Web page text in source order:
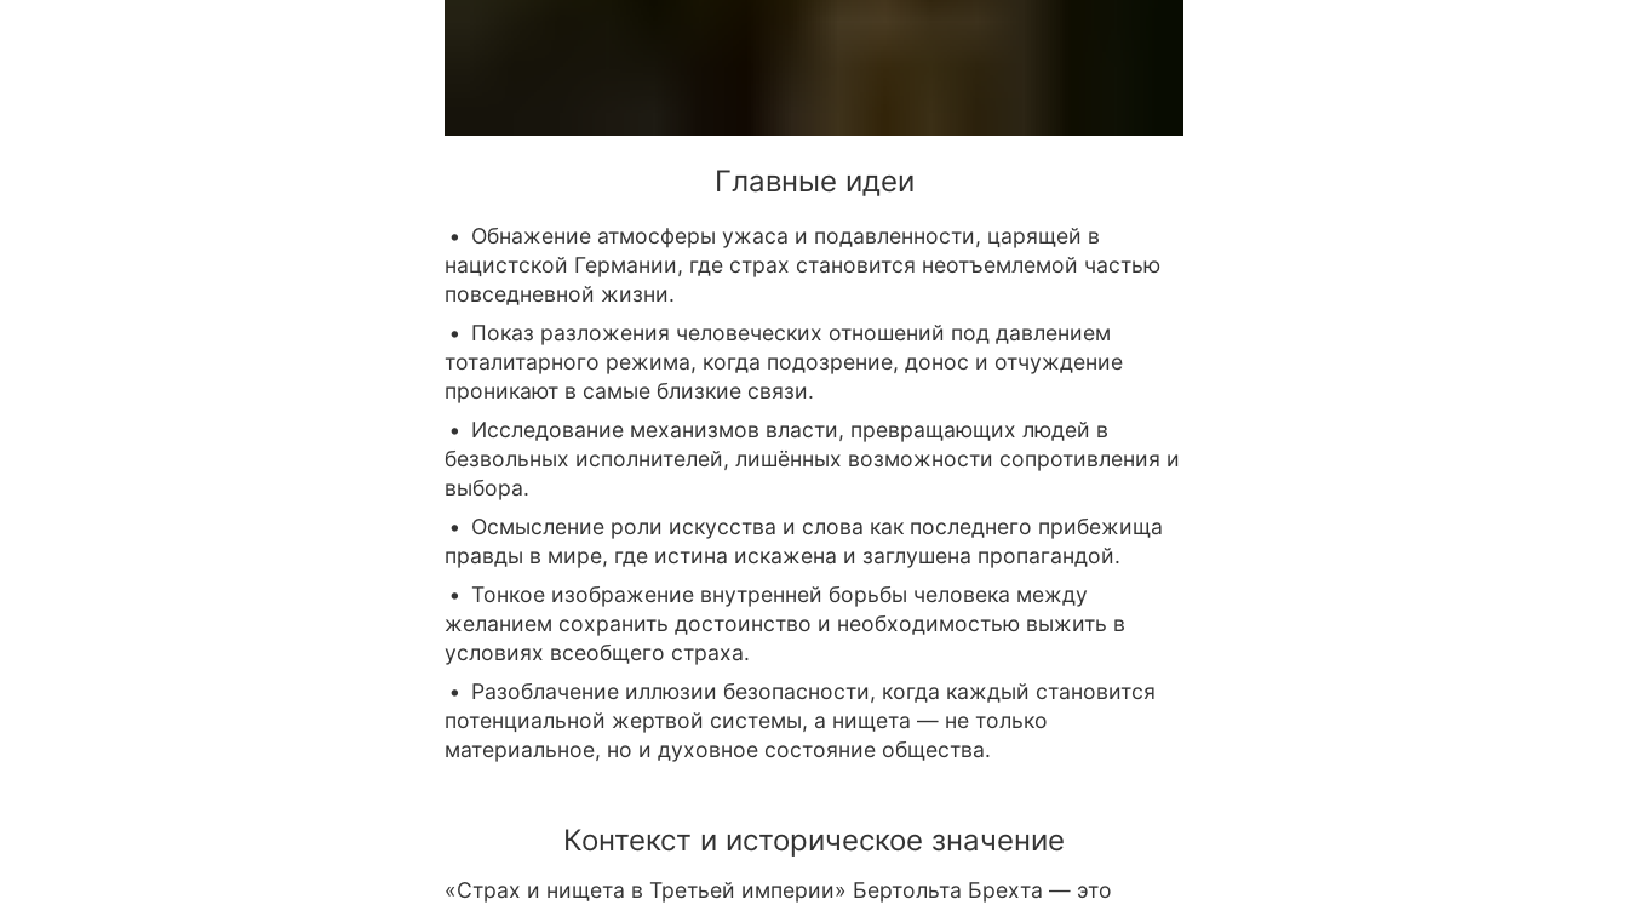
Главные идеи
Обнажение атмосферы ужаса и подавленности, царящей в
нацистской Германии, где страх становится неотъемлемой частью
повседневной жизни.
Показ разложения человеческих отношений под давлением
тоталитарного режима, когда подозрение, донос и отчуждение
проникают в самые близкие связи.
Исследование механизмов власти, превращающих людей в
безвольных исполнителей, лишённых возможности сопротивления и
выбора.
Осмысление роли искусства и слова как последнего прибежища
правды в мире, где истина искажена и заглушена пропагандой.
Тонкое изображение внутренней борьбы человека между
желанием сохранить достоинство и необходимостью выжить в
условиях всеобщего страха.
Разоблачение иллюзии безопасности, когда каждый становится
потенциальной жертвой системы, а нищета — не только
материальное, но и духовное состояние общества.
Контекст и историческое значение
«Страх и нищета в Третьей империи» Бертольта Брехта — это